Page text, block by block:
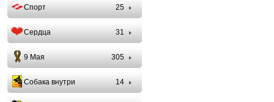
Спорт 25
Сердца 31
9 Мая 305
Собака внутри 14